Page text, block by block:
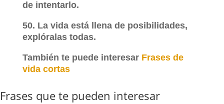
de intentarlo.
50. La vida está llena de posibilidades,
explóralas todas.
También te puede interesar Frases de
vida cortas
Frases que te pueden interesar